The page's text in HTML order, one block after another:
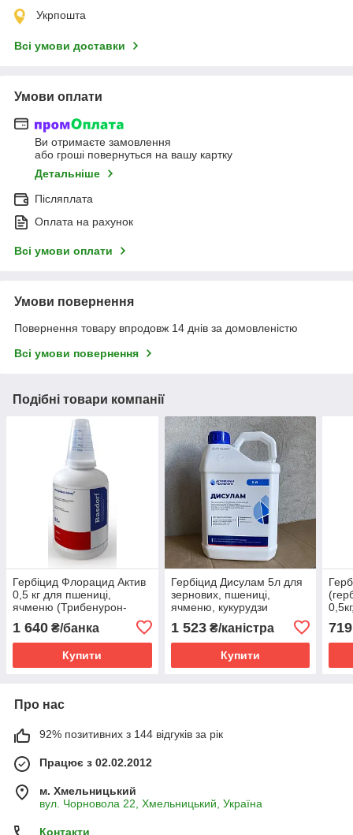
Укрпошта
Всі умови доставки
Умови оплати
Ви отримаєте замовлення
або гроші повернуться на вашу картку
Детальніше
Післяплата
Оплата на рахунок
Всі умови оплати
Умови повернення
Повернення товару впродовж 14 днів за домовленістю
Всі умови повернення
Подібні товари компанії
Гербіцид Флорацид Актив
0,5 кг для пшениці,
ячменю (Трибенурон-
флорасулам 190 г/кг)
1 640 ₴/банка
Купити
Гербіцид Дисулам 5л для
зернових, пшениці,
ячменю, кукурудзи
(флорасулам+ 2,4-Д) від
підмаренника, осоту,
лободи, пасльону
1 523₴/каністра
Купити
719
Про нас
92% позитивних з 144 відгуків за рік
Працює з 02.02.2012
м. Хмельницький
вул. Чорновола 22, Хмельницький, Україна
Контакти